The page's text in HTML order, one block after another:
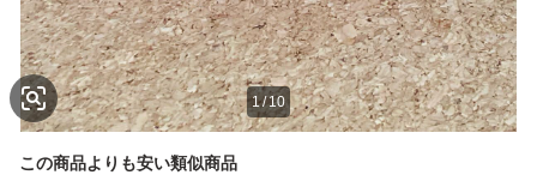
1/10
この商品よりも安い類似商品